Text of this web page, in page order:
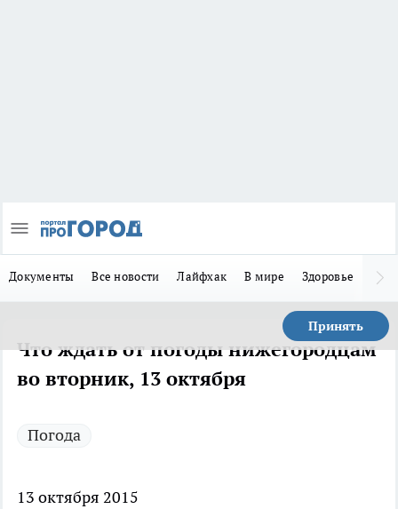
Документы Все новости Лайфхак В мире Здоровье
Принять
Что ждать от погоды нижегородцам
во вторник, 13 октября
Погода
13 октября 2015